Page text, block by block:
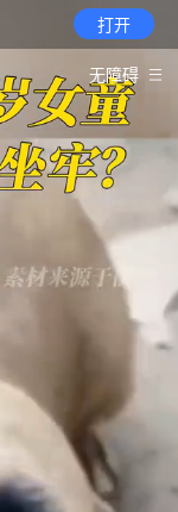
打开
无障碍